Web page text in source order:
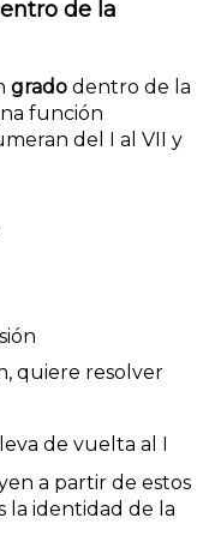
de la
grado dentro de la
función
del I al VII y
quiere resolver
de vuelta al I
a partir de estos
la identidad de la